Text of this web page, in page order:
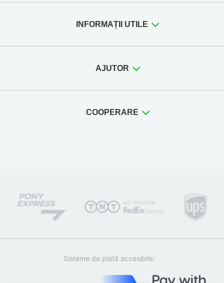
INFORMAȚII UTILE
AJUTOR
COOPERARE
Sisteme de plată accesibile: